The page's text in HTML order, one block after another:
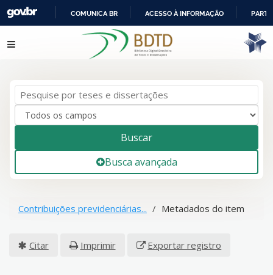
IR
PARA
COMUNICA BR ACESSO À INFORMAÇÃO
Pular para o conteúdo
Buscar
Busca avançada
Contribuições previdenciárias... Metadados do item
Citar Imprimir Exportar registro